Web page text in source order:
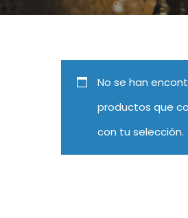
No se han
productos que
con tu selección.